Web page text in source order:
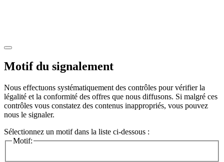
Motif du signalement
Nous effectuons systématiquement des contrôles pour vérifier la
légalité et la conformité des offres que nous diffusons. Si malgré ces
contrôles vous constatez des contenus inappropriés, vous pouvez
nous le signaler.
Sélectionnez un motif dans la liste ci-dessous :
Motif: